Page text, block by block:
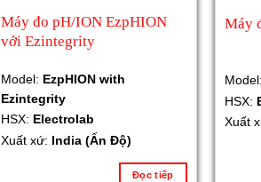
Máy đo pH/ION EzpHION
với Ezintegrity
Model: EzpHION with
Ezintegrity
HSX: Electrolab
Xuất xứ: India (Ấn Độ)
Đọc tiếp
Máy
Model:
HSX:
Xuất